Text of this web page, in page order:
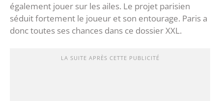
également jouer sur les ailes. Le projet parisien
séduit fortement le joueur et son entourage. Paris a
donc toutes ses chances dans ce dossier XXL.
LA SUITE APRÈS CETTE PUBLICITÉ